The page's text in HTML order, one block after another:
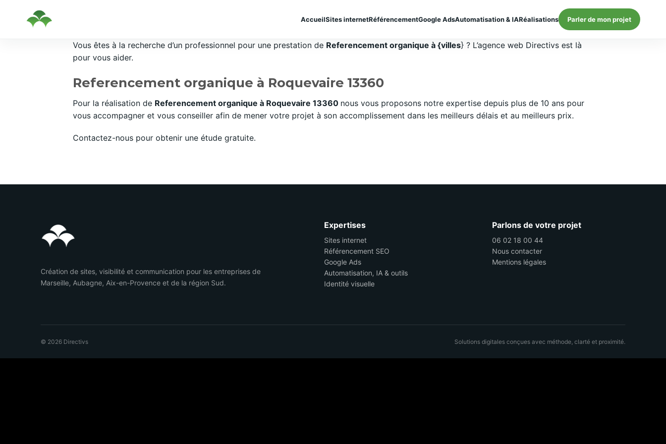
AccueilSites internetRéférencementGoogle AdsAutomatisation & IARéalisations Parler de mon projet
Vous êtes à la recherche d’un professionnel pour une prestation de Referencement organique à {villes} ? L’agence web Directivs est là
pour vous aider.
Referencement organique à Roquevaire 13360
Pour la réalisation de Referencement organique à Roquevaire 13360 nous vous proposons notre expertise depuis plus de 10 ans pour
vous accompagner et vous conseiller afin de mener votre projet à son accomplissement dans les meilleurs délais et au meilleurs prix.
Contactez-nous pour obtenir une étude gratuite.
Création de sites, visibilité et communication pour les entreprises de
Marseille, Aubagne, Aix-en-Provence et de la région Sud.
Expertises
Sites internet
Référencement SEO
Google Ads
Automatisation, IA & outils
Identité visuelle
Parlons de votre projet
06 02 18 00 44
Nous contacter
Mentions légales
© 2026 Directivs Solutions digitales conçues avec méthode, clarté et proximité.